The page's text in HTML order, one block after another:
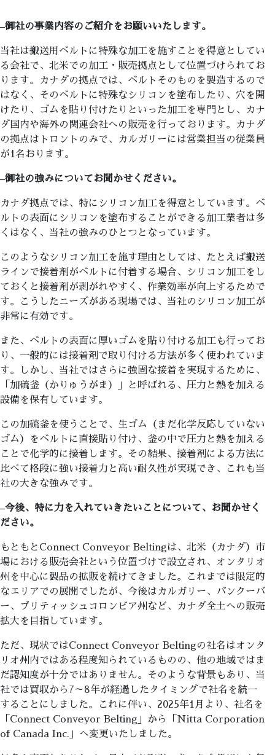
–御社の事業内容のご紹介をお願いいたします。
当社は搬送用ベルトに特殊な加工を施すことを得意としてい
る会社で、北米での加工・販売拠点として位置づけられてお
ります。カナダの拠点では、ベルトそのものを製造するので
はなく、そのベルトに特殊なシリコンを塗布したり、穴を開
けたり、ゴムを貼り付けたりといった加工を専門とし、カナ
ダ国内や海外の関連会社への販売を行っております。カナダ
の拠点はトロントのみで、カルガリーには営業担当の従業員
が1名おります。
–御社の強みについてお聞かせください。
カナダ拠点では、特にシリコン加工を得意としています。ベ
ルトの表面にシリコンを塗布することができる加工業者は多
くはなく、当社の強みのひとつとなっています。
このようなシリコン加工を施す理由としては、たとえば搬送
ラインで接着剤がベルトに付着する場合、シリコン加工をし
ておくと接着剤が剥がれやすく、作業効率が向上するためで
す。こうしたニーズがある現場では、当社のシリコン加工が
非常に有効です。
また、ベルトの表面に厚いゴムを貼り付ける加工も行ってお
り、一般的には接着剤で取り付ける方法が多く使われていま
す。しかし、当社ではさらに強固な接着を実現するために、
「加硫釜（かりゅうがま）」と呼ばれる、圧力と熱を加える
設備を保有しています。
この加硫釜を使うことで、生ゴム（まだ化学反応していない
ゴム）をベルトに直接貼り付け、釜の中で圧力と熱を加える
ことで化学的に接着します。その結果、接着剤による方法に
比べて格段に強い接着力と高い耐久性が実現でき、これも当
社の大きな強みです。
–今後、特に力を入れていきたいことについて、お聞かせく
ださい。
もともとConnect Conveyor Beltingは、北米（カナダ）市
場における販売会社という位置づけで設立され、オンタリオ
州を中心に製品の拡販を続けてきました。これまでは限定的
なエリアでの展開でしたが、今後はカルガリー、バンクーバ
ー、ブリティッシュコロンビア州など、カナダ全土への販売
拡大を目指しています。
ただ、現状ではConnect Conveyor Beltingの社名はオンタ
リオ州内ではある程度知られているものの、他の地域ではま
だ認知度が十分ではありません。そのような背景もあり、当
社では買収から7～8年が経過したタイミングで社名を統一
することにしました。これに伴い、2025年1月より、社名を
「Connect Conveyor Belting」から「Nitta Corporation
of Canada Inc.」へ変更いたしました。